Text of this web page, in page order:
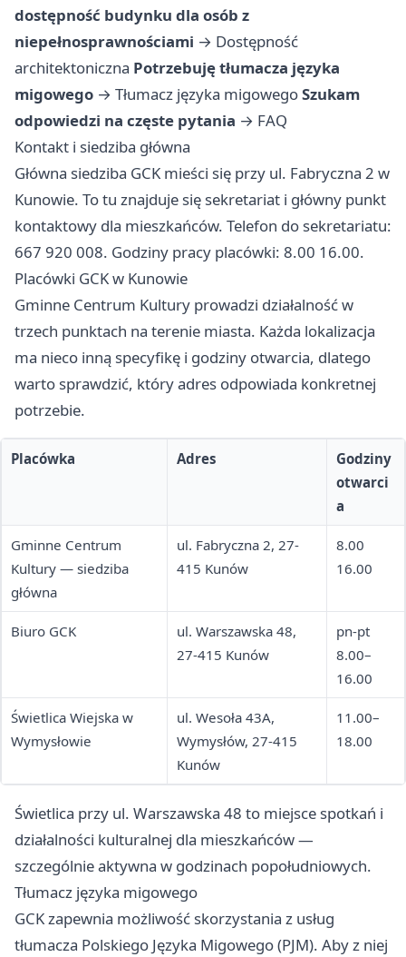
dostępność budynku dla osób z
niepełnosprawnościami → Dostępność
architektoniczna Potrzebuję tłumacza języka
migowego → Tłumacz języka migowegoSzukam
odpowiedzi na częste pytania → FAQ
Kontakt i siedziba główna
Główna siedziba GCK mieści się przy ul. Fabryczna 2 w
Kunowie. To tu znajduje się sekretariat i główny punkt
kontaktowy dla mieszkańców. Telefon do sekretariatu:
667 920 008. Godziny pracy placówki: 8.00 16.00.
Placówki GCK w Kunowie
Gminne Centrum Kultury prowadzi działalność w
trzech punktach na terenie miasta. Każda lokalizacja
ma nieco inną specyfikę i godziny otwarcia, dlatego
warto sprawdzić, który adres odpowiada konkretnej
potrzebie.
Placówka Adres
Godziny
otwarci
a
Gminne Centrum
Kultury — siedziba
główna
ul. Fabryczna 2, 27-
415 Kunów
8.00
16.00
Biuro GCK
ul. Warszawska 48,
27-415 Kunów
pn-pt
8.00–
16.00
Świetlica Wiejska w
Wymysłowie
ul. Wesoła 43A,
Wymysłów, 27-415
Kunów
11.00–
18.00
Świetlica przy ul. Warszawska 48 to miejsce spotkań i
działalności kulturalnej dla mieszkańców —
szczególnie aktywna w godzinach popołudniowych.
Tłumacz języka migowego
GCK zapewnia możliwość skorzystania z usług
tłumacza Polskiego Języka Migowego (PJM). Aby z niej